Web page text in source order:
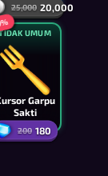
25,000 20,000
UMUM
Garpu
Sakti
200 180